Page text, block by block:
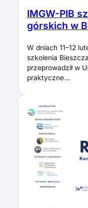
IMGW-PIB
górskich w
W dniach 11–12
szkolenia
przeprowadził w
praktyczne…